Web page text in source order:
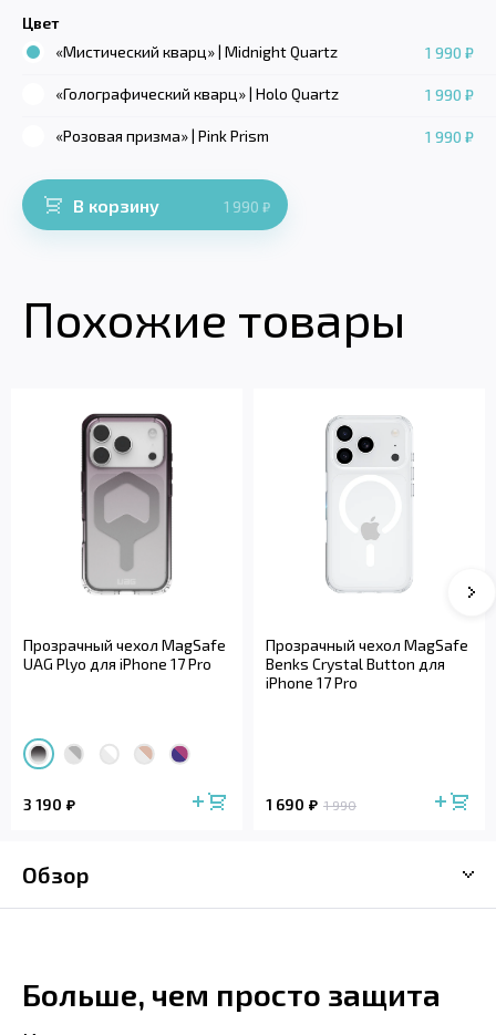
Цвет
«Мистический кварц» | Midnight Quartz
1 990 ₽
«Голографический кварц» | Holo Quartz 1 990 ₽
«Розовая призма» | Pink Prism 1 990 ₽
В корзину 1 990 ₽
Похожие товары
Прозрачный чехол MagSafe
UAG Plyo для iPhone 17 Pro
3 190
Прозрачный чехол MagSafe
Benks Crystal Button для
iPhone 17 Pro
1 690 1 990
Обзор
Больше, чем просто защита